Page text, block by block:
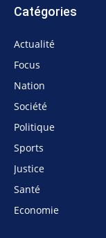
Catégories
Actualité
Focus
Nation
Société
Politique
Sports
Justice
Santé
Economie